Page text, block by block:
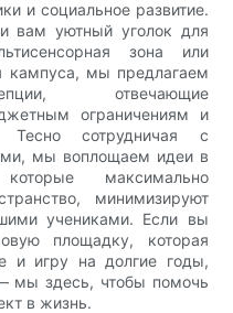
и социальное развитие.
вам уютный уголок для
зона или
кампуса, мы предлагаем
отвечающие
ограничениям и
Тесно сотрудничая с
мы воплощаем идеи в
максимально
минимизируют
учениками. Если вы
площадку, которая
и игру на долгие годы,
мы здесь, чтобы помочь
в жизнь.